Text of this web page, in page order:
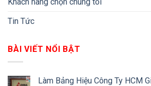
Tin Tức
BÀI VIẾT NỔI BẬT
Làm Bảng Hiệu Công Ty HCM